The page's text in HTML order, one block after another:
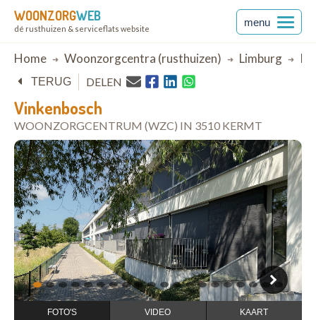
WOONZORGWEB
dé rusthuizen & serviceflats website
menu
Breadcrumb
Home Woonzorgcentra (rusthuizen) Limburg
Vinkenbosch
WOONZORGCENTRUM (WZC) IN 3510 KERMT
TERUG DELEN
1 2 3 4 5 6 7 8 9 1011121314151617181920
open in Google Maps
FOTO'S VIDEO KAART